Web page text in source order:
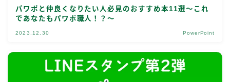
パワポと仲良くなりたい人必見のおすすめ本11選～これ
であなたもパワポ職人！？～
2023.12.30 PowerPoint